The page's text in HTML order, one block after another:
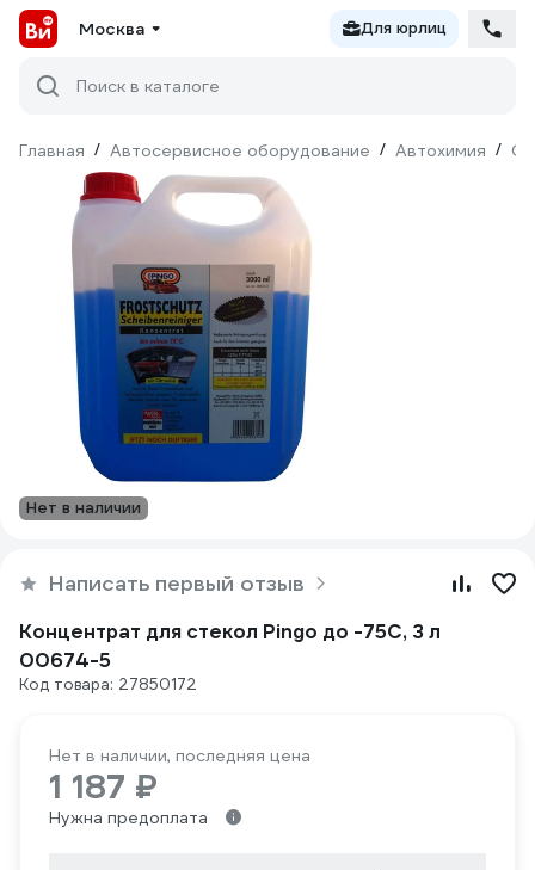
Москва Для юрлиц
Поиск в каталоге
Главная / Автосервисное оборудование / Автохимия /
Нет в наличии
Написать первый отзыв
Концентрат для стекол Pingo до -75С, 3 л
00674-5
Код товара: 27850172
Нет в наличии, последняя цена
1 187 ₽
Нужна предоплата